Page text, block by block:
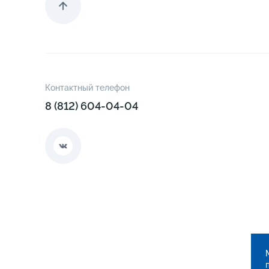
Контактный телефон
8 (812) 604-04-04